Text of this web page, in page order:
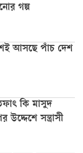
গল্প
আসছে পাঁচ দেশ
কি মাসুদ
উদ্দেশে সন্ত্রাসী